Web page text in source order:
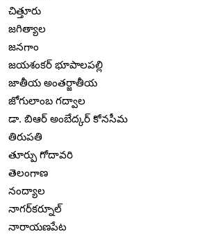
చిత్తూరు
జగిత్యాల
జనగాం
జయశంకర్ భూపాలపల్లి
జాతీయ అంతర్జాతీయ
జోగులాంబ గద్వాల
డా. బిఆర్ అంబేద్కర్ కోనసీమ
తిరుపతి
తూర్పు గోదావరి
తెలంగాణ
నంద్యాల
నాగర్‌కర్నూల్
నారాయణపేట